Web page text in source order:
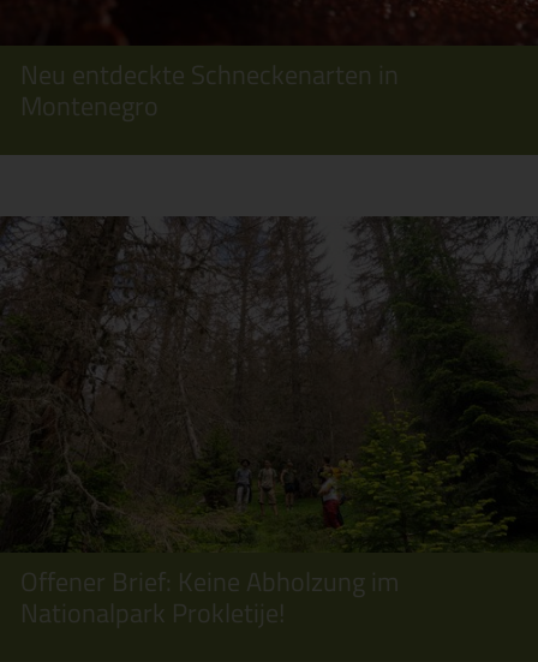
Neu entdeckte Schneckenarten in
Montenegro
Offener Brief: Keine Abholzung im
Nationalpark Prokletije!